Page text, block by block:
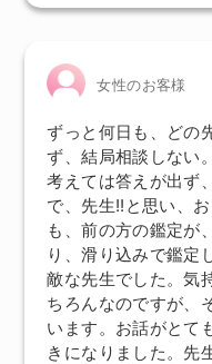
女性のお客様
ずっと何日も、どの
ず、結局相談しない
考えては答えが出ず
で、先生!!と思い、
も、前の方の鑑定が
り、滑り込みで鑑定
敵な先生でした。気
ちろんなのですが、
います。お話がとて
きになりました。先